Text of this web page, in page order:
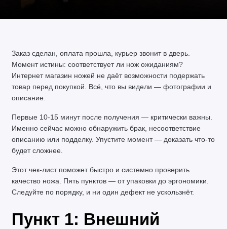
Заказ сделан, оплата прошла, курьер звонит в дверь.
Момент истины: соответствует ли нож ожиданиям?
Интернет магазин ножей не даёт возможности подержать
товар перед покупкой. Всё, что вы видели — фотографии и
описание.
Первые 10-15 минут после получения — критически важны.
Именно сейчас можно обнаружить брак, несоответствие
описанию или подделку. Упустите момент — доказать что-то
будет сложнее.
Этот чек-лист поможет быстро и системно проверить
качество ножа. Пять пунктов — от упаковки до эргономики.
Следуйте по порядку, и ни один дефект не ускользнёт.
Пункт 1: Внешний